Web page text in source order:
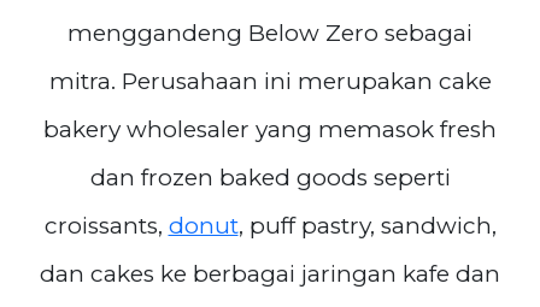
menggandeng Below Zero sebagai
mitra. Perusahaan ini merupakan cake
bakery wholesaler yang memasok fresh
dan frozen baked goods seperti
croissants, donut, puff pastry, sandwich,
dan cakes ke berbagai jaringan kafe dan